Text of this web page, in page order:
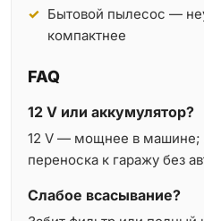
Бытовой пылесос —
компактнее
FAQ
12 V или аккумулятор?
12 V — мощнее в машине;
переноска к гаражу без
Слабое всасывание?